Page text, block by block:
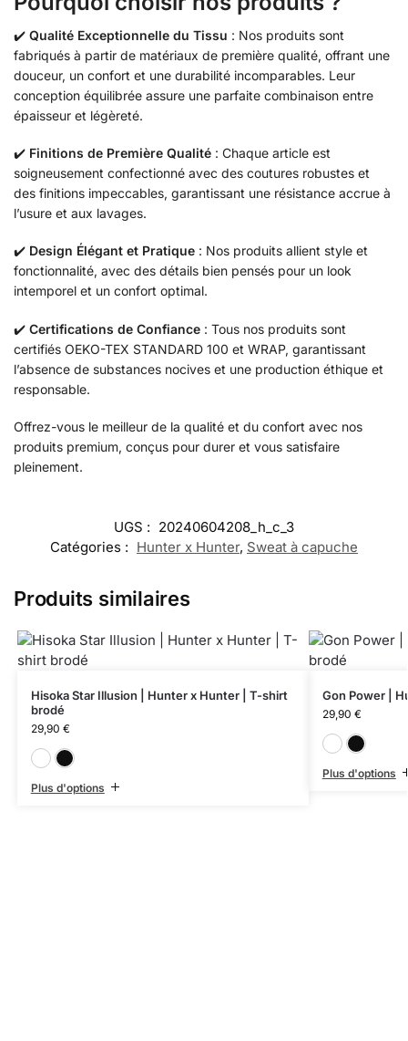
✔️ Qualité Exceptionnelle du Tissu : Nos produits sont
fabriqués à partir de matériaux de première qualité, offrant une
douceur, un confort et une durabilité incomparables. Leur
conception équilibrée assure une parfaite combinaison entre
épaisseur et légèreté.
✔️ Finitions de Première Qualité : Chaque article est
soigneusement confectionné avec des coutures robustes et
des finitions impeccables, garantissant une résistance accrue à
l’usure et aux lavages.
✔️ Design Élégant et Pratique : Nos produits allient style et
fonctionnalité, avec des détails bien pensés pour un look
intemporel et un confort optimal.
✔️ Certifications de Confiance : Tous nos produits sont
certifiés OEKO-TEX STANDARD 100 et WRAP, garantissant
l’absence de substances nocives et une production éthique et
responsable.
Offrez-vous le meilleur de la qualité et du confort avec nos
produits premium, conçus pour durer et vous satisfaire
pleinement.
UGS : 20240604208_h_c_3
Catégories : Hunter x Hunter, Sweat à capuche
Produits similaires
Hisoka Star Illusion | Hunter x Hunter | T-shirt
brodé
29,90 €
Plus d'options
Gon Power |
29,90 €
Plus d'options